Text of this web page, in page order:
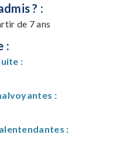
? :
de 7 ans
:
:
:
: